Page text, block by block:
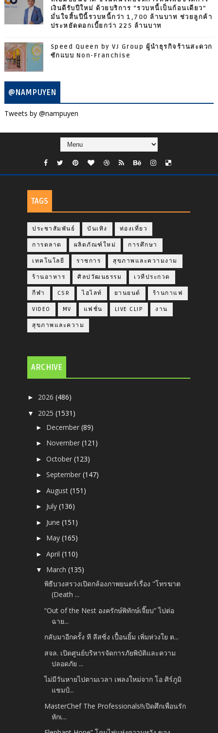
เงินดีรับปีใหม่ ด้วยบริการ “รวบหนี้เป็นก้อนเดียว”
มั่นใจสิ้นปีนี้รวบหนี้กว่า 1,700 ล้านบาท ช่วยลูกค้า
ประหยัดดอกเบี้ยกว่า 225 ล้านบาท
Speed Queen by VJ Group ผู้นำธุรกิจร้านสะดวก
ซักแบบ Non-Franchise
@NAMPUYEN
Tweets by @nampuyen
TAGS
ประชาสัมพันธ์ บันเทิง ท่องเที่ยว
การตลาด ผลิตภัณฑ์ใหม่ การศึกษา
เทคโนโลยี ราชการ สุขภาพและความงาม
ร้านอาหาร ศิลปวัฒนธรรม เวทีประกวด
กีฬา CSR ไฮไลท์ ยานยนต์ ร้านกาแฟ
VIDEO MV แฟชั่น LIVE CLIP งาน
สุขภาพและความ
ARCHIVE
► 2026(486)
▼ 2025(1531)
► December(89)
► November(121)
►October(123)
►September(147)
►August(151)
► July(136)
► June(151)
► May(165)
►April(110)
▼ March(135)
พิธีบวงสรวงเปิดกล้องภาพยนตร์เรื่อง "โทรฆาต
(Death ...
“Out of the Nest องครักษ์พิทักษ์เจี๊ยบ” ไปต่อ
ฉาย...
กลับมาอีกครั้ง ที ลีสซิ่ง เปื้อนยิ้ม เพิ่มห่วงใย ต...
สจล. เปิดศูนย์บริหารจัดการภัยพิบัติและความ
ปลอดภัย ...
ไม่มีวันหายไปตามเวลา เพลงใหม่จาก โอ ศิร์ภูมิ
แชมป์...
MasterChef The Professionals!!เปิดศึกเพื่อนรัก
หักเ...